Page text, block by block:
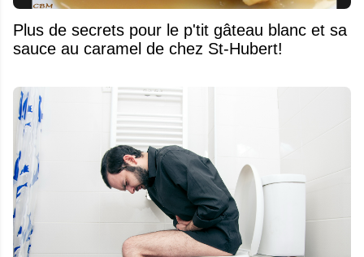
Plus de secrets pour le p'tit gâteau blanc et sa
sauce au caramel de chez St-Hubert!